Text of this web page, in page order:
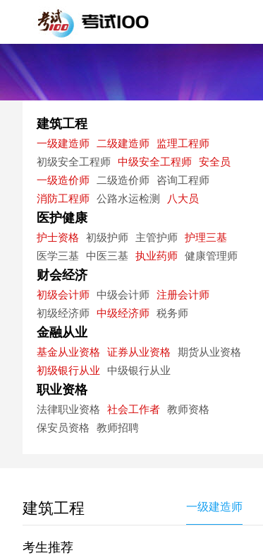
建筑工程
一级建造师 二级建造师 监理工程师
初级安全工程师 中级安全工程师 安全员
一级造价师 二级造价师 咨询工程师
消防工程师 公路水运检测 八大员
医护健康
护士资格 初级护师 主管护师 护理三基
医学三基 中医三基 执业药师 健康管理师
财会经济
初级会计师 中级会计师 注册会计师
初级经济师 中级经济师 税务师
金融从业
基金从业资格 证券从业资格 期货从业资格
初级银行从业 中级银行从业
职业资格
法律职业资格 社会工作者 教师资格
保安员资格 教师招聘
建筑工程 一级建造师
考生推荐